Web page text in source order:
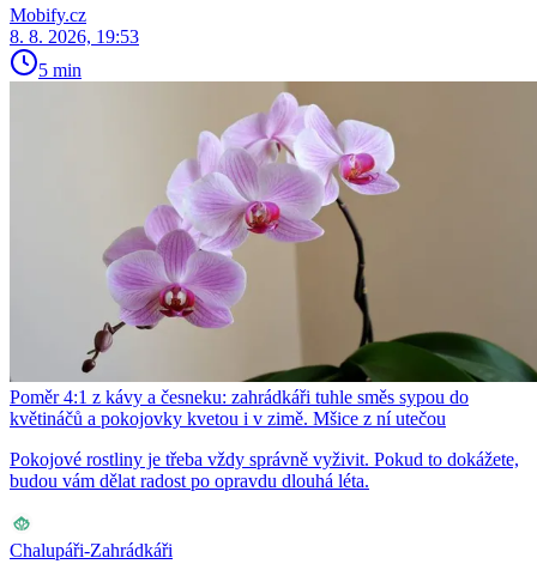
Mobify.cz
8. 8. 2026, 19:53
5 min
Poměr 4:1 z kávy a česneku: zahrádkáři tuhle směs sypou do
květináčů a pokojovky kvetou i v zimě. Mšice z ní utečou
Pokojové rostliny je třeba vždy správně vyživit. Pokud to dokážete,
budou vám dělat radost po opravdu dlouhá léta.
Chalupáři-Zahrádkáři